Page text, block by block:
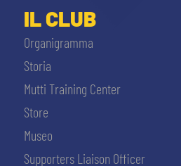
IL CLUB
Organigramma
Storia
Mutti Training Center
Store
Museo
Supporters Liaison Officer